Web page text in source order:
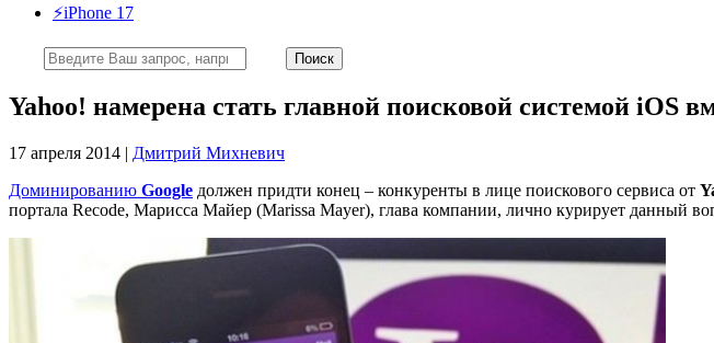
⚡️iPhone 17
Yahoo! намерена стать главной поисковой системой iOS
17 апреля 2014 | Дмитрий Михневич
Доминированию Google должен придти конец – конкуренты в лице поискового сервиса от
портала Recode, Марисса Майер (Marissa Mayer), глава компании, лично курирует данный